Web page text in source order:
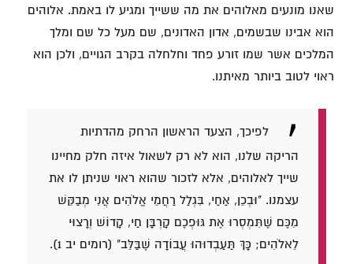
שאנו מונעים מאלוהים את מה ששייך ומגיע לו באמת. אלוהים
הוא אבינו שבשמים, אדון האדונים, שם מעל כל שם ומלך
המלכים אשר שמו זורע פחד וחלחלה בקרב הגויים, ולכן הוא
ראוי לטוב ביותר מאיתנו.
לפיכך, הצעד הראשון הרחק מהדתיות
הריקה שלנו, הוא לא רק לשאול איזה חלק מחיינו
שייך לאלוהים, אלא לזכור שהוא ראוי שניתן לו את
עצמנו. "וּבְכֵן, אַחַי, בִּגְלַל רַחֲמֵי אֱלֹהִים אֲנִי מְבַקֵּשׁ
מִכֶּם שֶׁתִּמְסְרוּ אֶת גּוּפְכֶם קָרְבָּן חַי, קָדוֹשׁ וְרָצוּי
לֵאלֹהִים; כָּךְ תַּעַבְדוּהוּ עֲבוֹדָה שֶׁבַּלֵּב" (רומים יב 1).